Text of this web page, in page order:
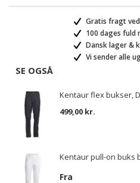
Gratis fragt
100 dages fuld
Dansk lager &
Vi sender alle
SE OGSÅ
Kentaur flex bukser,
499,00 kr.
Kentaur pull-on buks
Fra